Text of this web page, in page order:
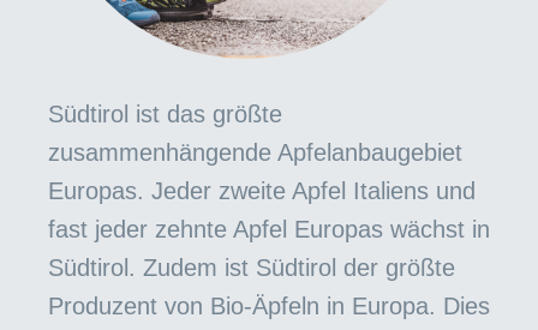
Südtirol ist das größte
zusammenhängende Apfelanbaugebiet
Europas. Jeder zweite Apfel Italiens und
fast jeder zehnte Apfel Europas wächst in
Südtirol. Zudem ist Südtirol der größte
Produzent von Bio-Äpfeln in Europa. Dies